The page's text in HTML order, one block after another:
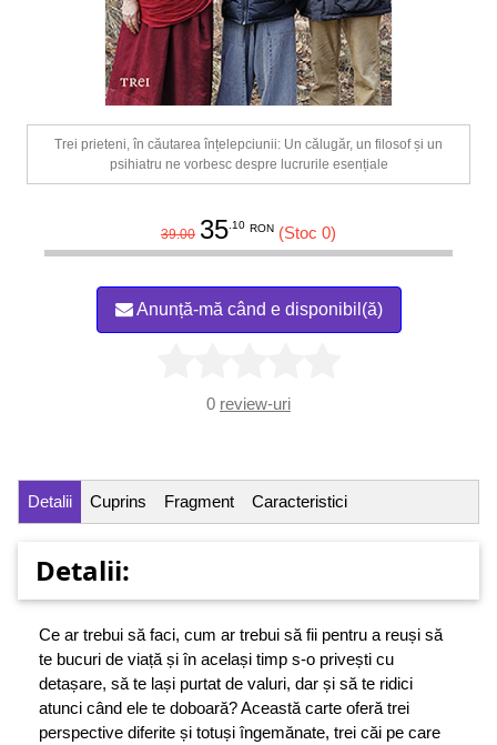
Trei prieteni, în căutarea înțelepciunii: Un călugăr, un filosof și un
psihiatru ne vorbesc despre lucrurile esențiale
39.00 35.10 RON (Stoc 0)
Anunță-mă când e disponibil(ă)
0 review-uri
Detalii Cuprins Fragment Caracteristici
Detalii:
Ce ar trebui să faci, cum ar trebui să fii pentru a reuși să
te bucuri de viață și în același timp s-o privești cu
detașare, să te lași purtat de valuri, dar și să te ridici
atunci când ele te doboară? Această carte oferă trei
perspective diferite și totuși îngemănate, trei căi pe care